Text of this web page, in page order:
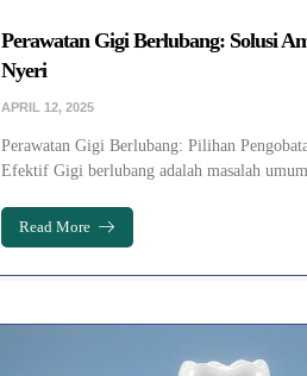
Perawatan Gigi Berlubang: Solusi
Nyeri
APRIL 12, 2025
Perawatan Gigi Berlubang: Pilihan
Efektif Gigi berlubang adalah masalah
Read More